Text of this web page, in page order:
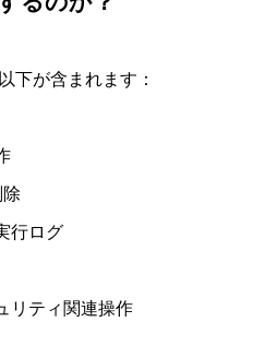
下が含まれます：
行ログ
リティ関連操作